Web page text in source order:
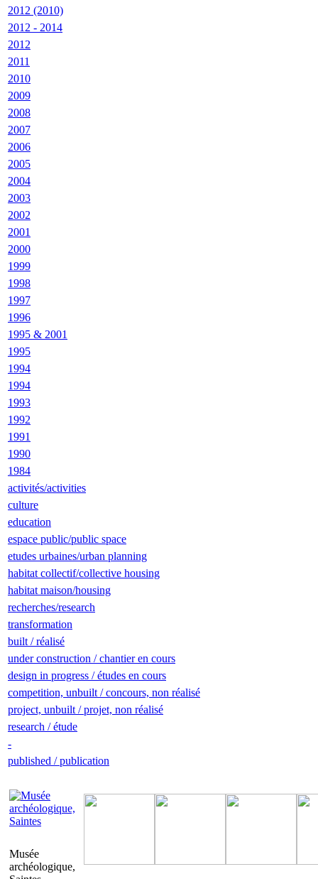
2012 (2010)
2012 - 2014
2012
2011
2010
2009
2008
2007
2006
2005
2004
2003
2002
2001
2000
1999
1998
1997
1996
1995 & 2001
1995
1994
1994
1993
1992
1991
1990
1984
activités/activities
culture
education
espace public/public space
etudes urbaines/urban planning
habitat collectif/collective housing
habitat maison/housing
recherches/research
transformation
built / réalisé
under construction / chantier en cours
design in progress / études en cours
competition, unbuilt / concours, non réalisé
project, unbuilt / projet, non réalisé
research / étude
-
published / publication
Musée
archéologique,